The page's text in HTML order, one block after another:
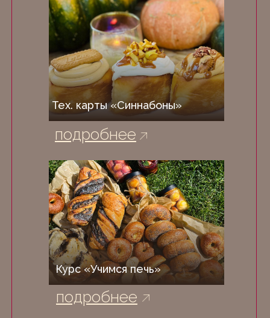
подробнее
подробнее
Тех. карты «Синнабоны»
Курс «Учимся печь»